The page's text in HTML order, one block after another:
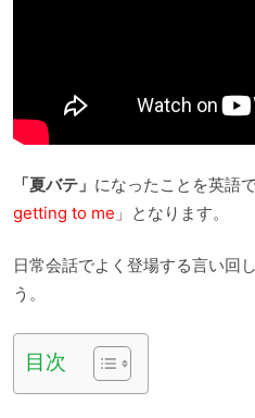
「夏バテ」 になったことを英語
getting to me 」となります。
日常会話でよく登場する言い回
う。
目次